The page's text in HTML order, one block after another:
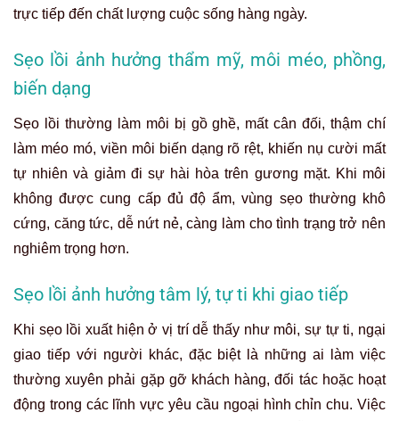
trực tiếp đến chất lượng cuộc sống hàng ngày.
Sẹo lồi ảnh hưởng thẩm mỹ, môi méo, phồng,
biến dạng
Sẹo lồi thường làm môi bị gồ ghề, mất cân đối, thậm chí
làm méo mó, viền môi biến dạng rõ rệt, khiến nụ cười mất
tự nhiên và giảm đi sự hài hòa trên gương mặt. Khi môi
không được cung cấp đủ độ ẩm, vùng sẹo thường khô
cứng, căng tức, dễ nứt nẻ, càng làm cho tình trạng trở nên
nghiêm trọng hơn.
Sẹo lồi ảnh hưởng tâm lý, tự ti khi giao tiếp
Khi sẹo lồi xuất hiện ở vị trí dễ thấy như môi, sự tự ti, ngại
giao tiếp với người khác, đặc biệt là những ai làm việc
thường xuyên phải gặp gỡ khách hàng, đối tác hoặc hoạt
động trong các lĩnh vực yêu cầu ngoại hình chỉn chu. Việc